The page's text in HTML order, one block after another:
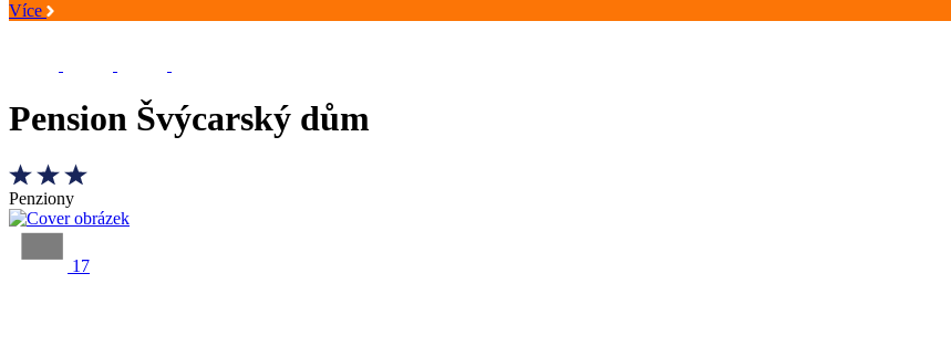
Více
Pension Švýcarský dům
Penziony
17